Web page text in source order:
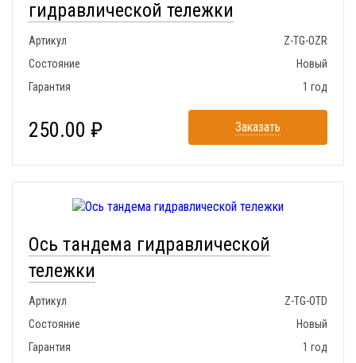
гидравлической тележки
Артикул
Z-TG-OZR
Состояние
Новый
Гарантия
1 год
250.00 ₽ Заказать
Ось тандема гидравлической
тележки
Артикул
Z-TG-OTD
Состояние
Новый
Гарантия
1 год